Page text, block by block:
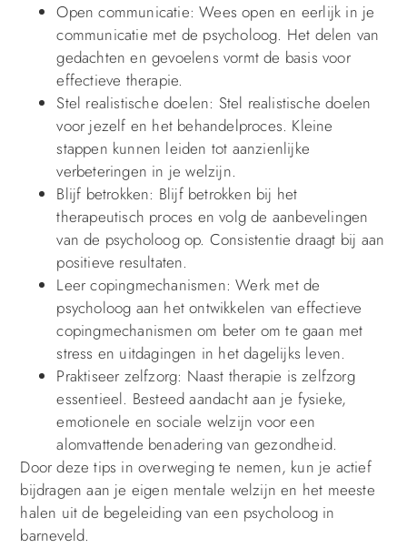
Open communicatie: Wees open en eerlijk in je
communicatie met de psycholoog. Het delen van
gedachten en gevoelens vormt de basis voor
effectieve therapie.
Stel realistische doelen: Stel realistische doelen
voor jezelf en het behandelproces. Kleine
stappen kunnen leiden tot aanzienlijke
verbeteringen in je welzijn.
Blijf betrokken: Blijf betrokken bij het
therapeutisch proces en volg de aanbevelingen
van de psycholoog op. Consistentie draagt bij aan
positieve resultaten.
Leer copingmechanismen: Werk met de
psycholoog aan het ontwikkelen van effectieve
copingmechanismen om beter om te gaan met
stress en uitdagingen in het dagelijks leven.
Praktiseer zelfzorg: Naast therapie is zelfzorg
essentieel. Besteed aandacht aan je fysieke,
emotionele en sociale welzijn voor een
alomvattende benadering van gezondheid.
Door deze tips in overweging te nemen, kun je actief
bijdragen aan je eigen mentale welzijn en het meeste
halen uit de begeleiding van een psycholoog in
barneveld.